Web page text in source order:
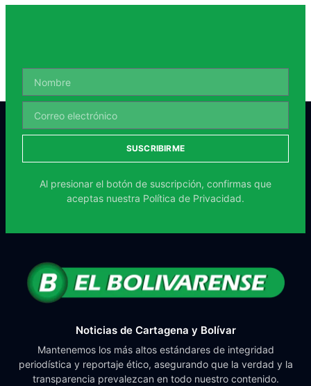
SUSCRIBIRME
Al presionar el botón de suscripción, confirmas que
aceptas nuestra Política de Privacidad.
Noticias de Cartagena y Bolívar
Mantenemos los más altos estándares de integridad
periodística y reportaje ético, asegurando que la verdad y la
transparencia prevalezcan en todo nuestro contenido.